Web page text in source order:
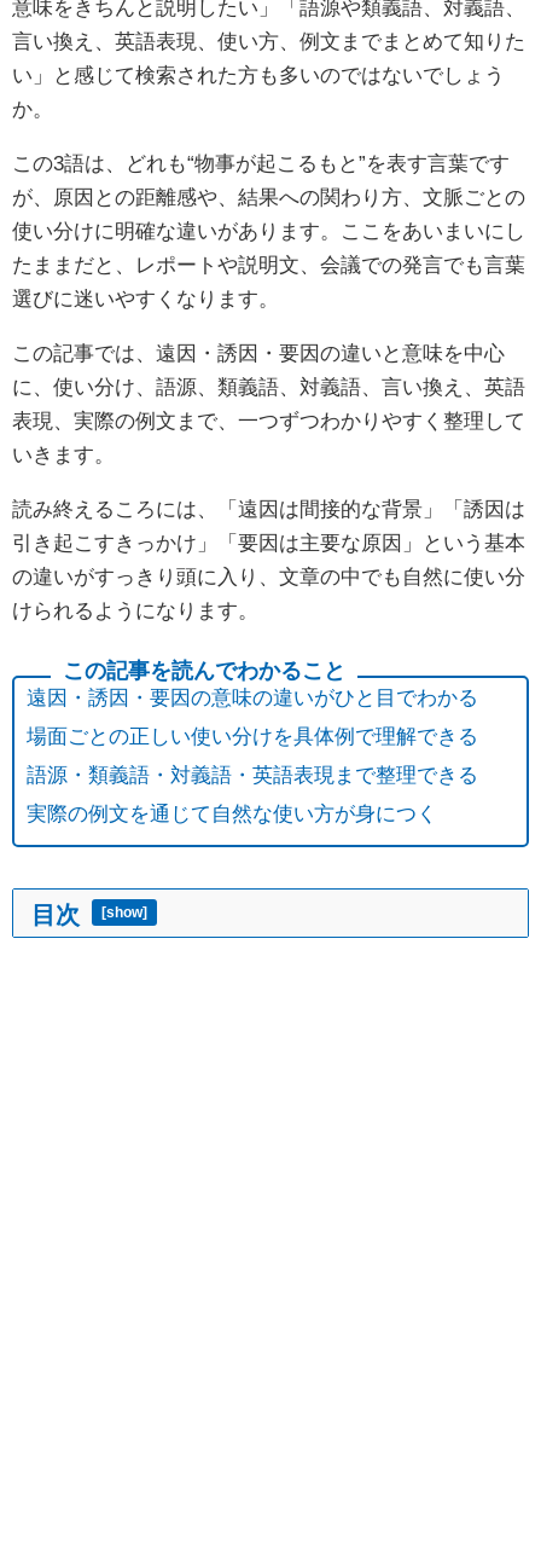
意味をきちんと説明したい」「語源や類義語、対義語、
言い換え、英語表現、使い方、例文までまとめて知りた
い」と感じて検索された方も多いのではないでしょう
か。
この3語は、どれも“物事が起こるもと”を表す言葉です
が、原因との距離感や、結果への関わり方、文脈ごとの
使い分けに明確な違いがあります。ここをあいまいにし
たままだと、レポートや説明文、会議での発言でも言葉
選びに迷いやすくなります。
この記事では、遠因・誘因・要因の違いと意味を中心
に、使い分け、語源、類義語、対義語、言い換え、英語
表現、実際の例文まで、一つずつわかりやすく整理して
いきます。
読み終えるころには、「遠因は間接的な背景」「誘因は
引き起こすきっかけ」「要因は主要な原因」という基本
の違いがすっきり頭に入り、文章の中でも自然に使い分
けられるようになります。
遠因・誘因・要因の意味の違いがひと目でわかる
場面ごとの正しい使い分けを具体例で理解できる
語源・類義語・対義語・英語表現まで整理できる
実際の例文を通じて自然な使い方が身につく
目次 [show]